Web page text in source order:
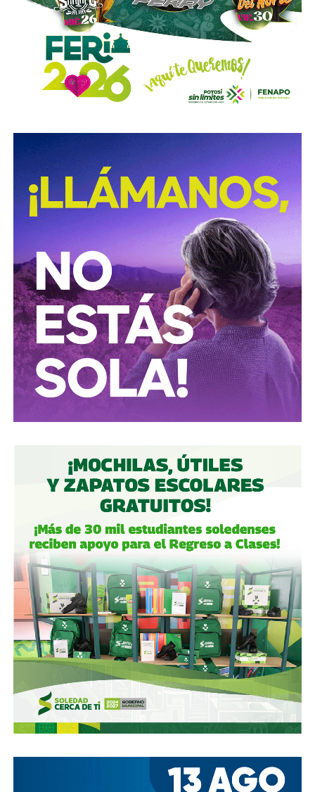
deudor a ocultar bienes, acepten figurar como titulares
aparentes de estos o realicen actos jurídicos simulados
con el propósito de evitar que se cumplan las
obligaciones alimentarias.
Para estas conductas se contempla una sanción de seis
meses a tres años de prisión, además de una sanción
Medida y Actualización (UMA).
La iniciativa fue turnada a la Comisión Primera de Justicia
para su análisis y dictamen correspondiente.
También lee:
Cuauhtli Badillo pide a alcaldes denunciar
movimientos ligados al huachicol